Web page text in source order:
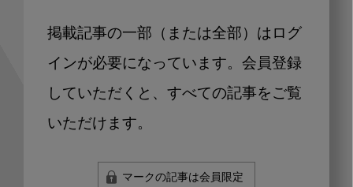
掲載記事の一部（または全部）はログ
インが必要になっています。会員登録
していただくと、すべての記事をご覧
いただけます。
マークの記事は会員限定